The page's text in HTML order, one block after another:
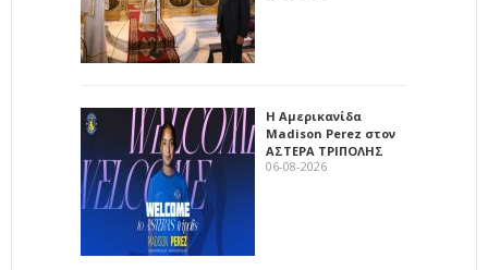
Η Αμερικανίδα
Madison Perez στον
ΑΣΤΕΡΑ ΤΡΙΠΟΛΗΣ
06-08-2026